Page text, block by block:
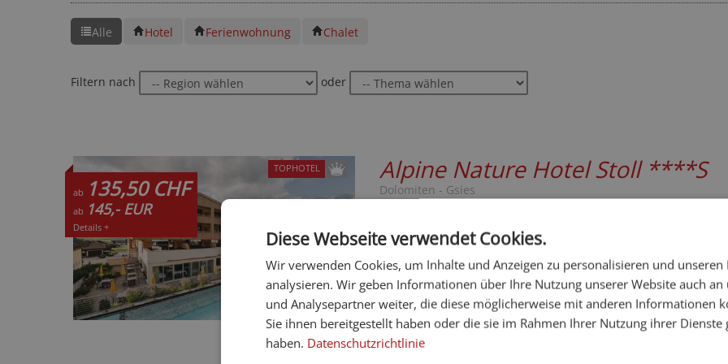
Alle Hotel Ferienwohnung Chalet
Filtern nach oder
ab 135,50 CHF
ab 145,- EUR
Details +
TOPHOTEL Alpine Nature Hotel Stoll ****S
Dolomiten - Gsies
Gsiesertal: am Waldesrand, auf der Sonnenseite der Alpen,
von einer faszinierenden Berglandschaft.
Spezialisiert auf
ab145,-
Telefon Homepage
Diese Webseite verwendet Cookies.
Wir verwenden Cookies, um Inhalte und Anzeigen zu personalisieren und unseren
analysieren. Wir geben Informationen über Ihre Nutzung unserer Website auch an
und Analysepartner weiter, die diese möglicherweise mit anderen Informationen
Sie ihnen bereitgestellt haben oder die sie im Rahmen Ihrer Nutzung ihrer Dienste
haben. Datenschutzrichtlinie